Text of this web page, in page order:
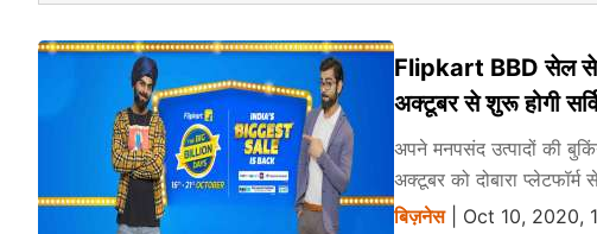
Flipkart BBD सेल से
अक्‍टूबर से शुरू होगी
अपने मनपसंद उत्पादों की
अक्टूबर को दोबारा
बिज़नेस| Oct 10, 2020,